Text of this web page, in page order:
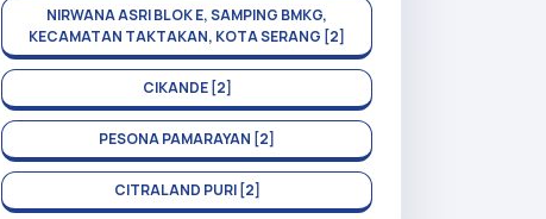
NIRWANA ASRI BLOK E, SAMPING BMKG,
KECAMATAN TAKTAKAN, KOTA SERANG [2]
CIKANDE [2]
PESONA PAMARAYAN [2]
CITRALAND PURI [2]